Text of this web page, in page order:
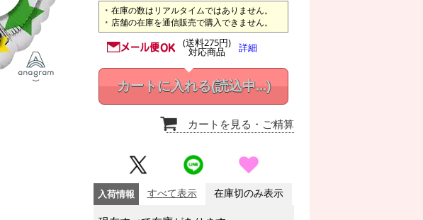
在庫の数はリアルタイムではありません。
店舗の在庫を通信販売で購入できません。
(送料275円)
対応商品 詳細
カートに入れる(読込中...)
カートを見る ・ご精算
入荷情報 すべて表示 在庫切のみ表示